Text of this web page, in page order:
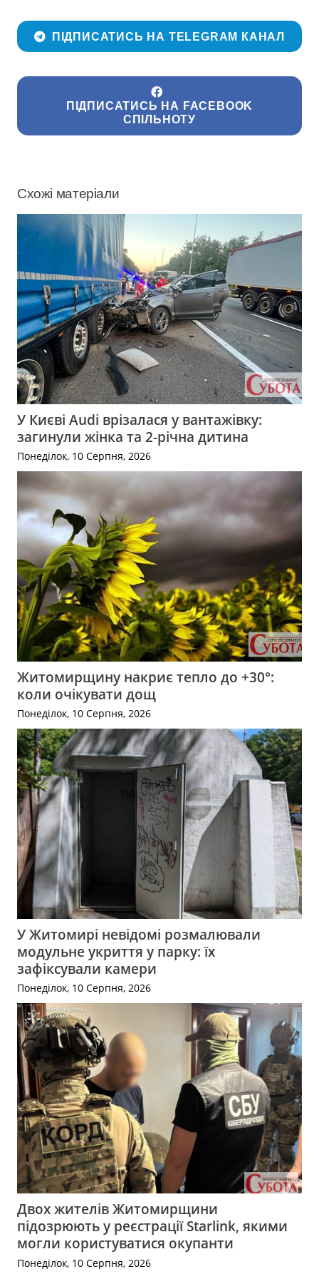
ПІДПИСАТИСЬ НА TELEGRAM КАНАЛ
ПІДПИСАТИСЬ НА FACEBOOK
СПІЛЬНОТУ
Схожі матеріали
У Києві Audi врізалася у вантажівку:
загинули жінка та 2-річна дитина
Понеділок, 10 Серпня, 2026
Житомирщину накриє тепло до +30°:
коли очікувати дощ
Понеділок, 10 Серпня, 2026
У Житомирі невідомі розмалювали
модульне укриття у парку: їх
зафіксували камери
Понеділок, 10 Серпня, 2026
Двох жителів Житомирщини
підозрюють у реєстрації Starlink, якими
могли користуватися окупанти
Понеділок, 10 Серпня, 2026